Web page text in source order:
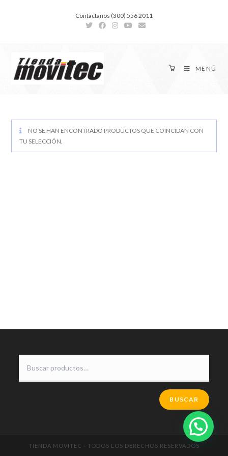
Contactanos (300) 556 2011
MENÚ
NO SE HAN ENCONTRADO PRODUCTOS QUE COINCIDAN CON
TU SELECCIÓN.
BUSCAR
TIENDA MOVITEC - TODOS LOS DERECHOS RESERVADOS